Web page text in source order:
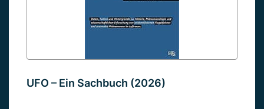
UFO – Ein Sachbuch (2026)